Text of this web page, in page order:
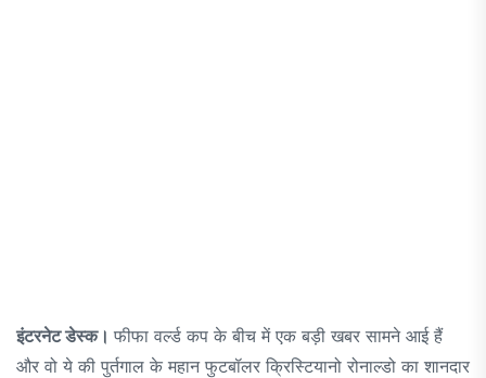
इंटरनेट डेस्क। फीफा वर्ल्ड कप के बीच में एक बड़ी खबर सामने आई हैं
और वो ये की पुर्तगाल के महान फुटबॉलर क्रिस्टियानो रोनाल्डो का शानदार